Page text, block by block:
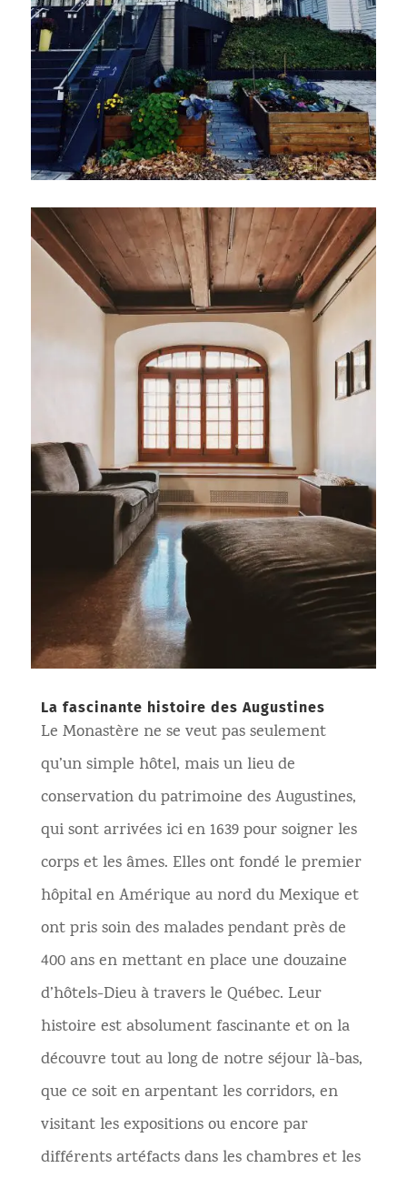
La fascinante histoire des Augustines
Le Monastère ne se veut pas seulement
qu’un simple hôtel, mais un lieu de
conservation du patrimoine des Augustines,
qui sont arrivées ici en 1639 pour soigner les
corps et les âmes. Elles ont fondé le premier
hôpital en Amérique au nord du Mexique et
ont pris soin des malades pendant près de
400 ans en mettant en place une douzaine
d’hôtels-Dieu à travers le Québec. Leur
histoire est absolument fascinante et on la
découvre tout au long de notre séjour là-bas,
que ce soit en arpentant les corridors, en
visitant les expositions ou encore par
différents artéfacts dans les chambres et les